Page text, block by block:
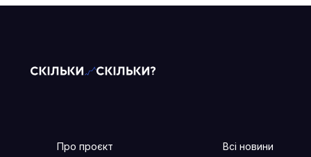
Про проєкт
Всі новини